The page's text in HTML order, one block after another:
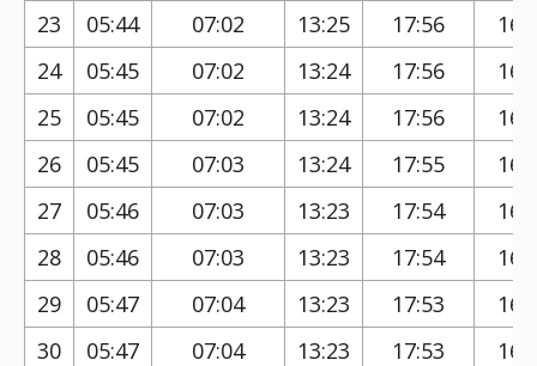
23
05:44 07:02 13:25 17:56
24
05:45 07:02 13:24 17:56
25
05:45 07:02 13:24 17:56
26
05:45 07:03 13:24 17:55
27
05:46 07:03 13:23 17:54
28
05:46 07:03 13:23 17:54
29
05:47 07:04 13:23 17:53
30
05:47 07:04 13:23 17:53